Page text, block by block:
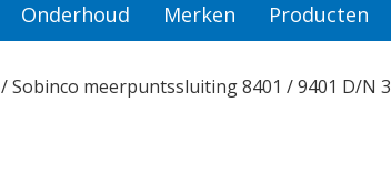
Onderhoud Merken Producten
/ Sobinco meerpuntssluiting 8401 / 9401 D/N